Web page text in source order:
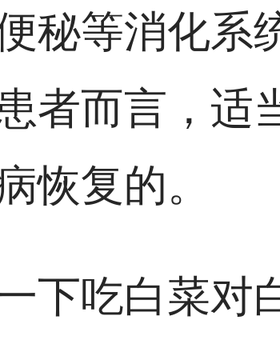
秘等消化系
者而言，适
恢复的。
下吃白菜对